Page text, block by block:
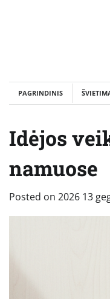
PAGRINDINIS
Idėjos
namuose
Posted on 2026 13